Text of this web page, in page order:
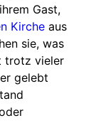
Gast,
Kirche aus
sie, was
trotz vieler
gelebt